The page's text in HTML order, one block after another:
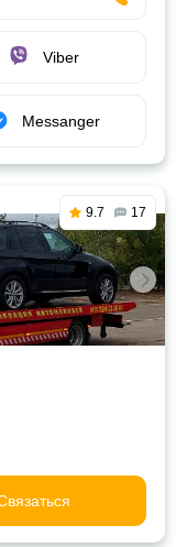
Viber
Messanger
9.7 17